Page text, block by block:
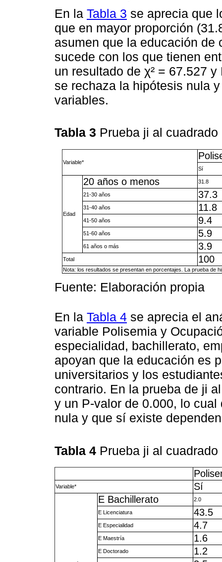
En la Tabla 3 se aprecia que
que en mayor proporción
asumen que la educación
sucede con los que tienen
un resultado de χ² = 67.527
se rechaza la hipótesis nula
variables.
Tabla 3 Prueba ji al
Variable*
Sí
Edad
20 años o menos 31.8
21-30 años 37.3
31-40 años 11.8
41-50 años 9.4
51-60 años 5.9
61 años o más 3.9
Total 100
Nota: los resultados se presentan en porcentajes. La prueba de
Fuente: Elaboración propia
En la Tabla 4 se aprecia el
variable Polisemia y
especialidad, bachillerato,
apoyan que la educación es
universitarios y los
contrario. En la prueba de ji
y un P-valor de 0.000, lo
nula y que sí existe
Tabla 4 Prueba ji al
Variable* Sí
E Bachillerato 2.0
E Licenciatura 43.5
E Especialidad 4.7
E Maestría 1.6
E Doctorado 1.2